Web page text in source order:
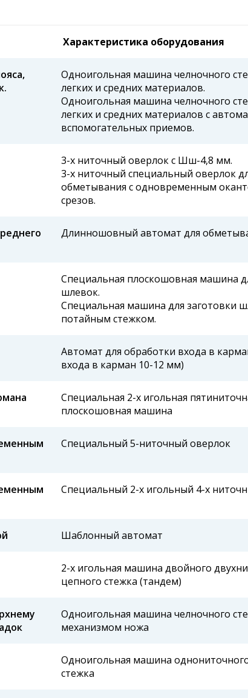
Характеристика оборудования
Одноигольная машина челночного
легких и средних материалов.
Одноигольная машина челночного
легких и средних материалов с
вспомогательных приемов.
3-х ниточный оверлок с Шш-4,8 мм.
3-х ниточный специальный оверлок
обметывания с одновременным
срезов.
Длинношовный автомат для
Специальная плоскошовная машина
шлевок.
Специальная машина для заготовки
потайным стежком.
Автомат для обработки входа в
входа в карман 10-12 мм)
Специальная 2-х игольная
плоскошовная машина
Специальный 5-ниточный оверлок
Специальный 2-х игольный 4-х
Шаблонный автомат
2-х игольная машина двойного
цепного стежка (тандем)
Одноигольная машина челночного
механизмом ножа
Одноигольная машина
стежка